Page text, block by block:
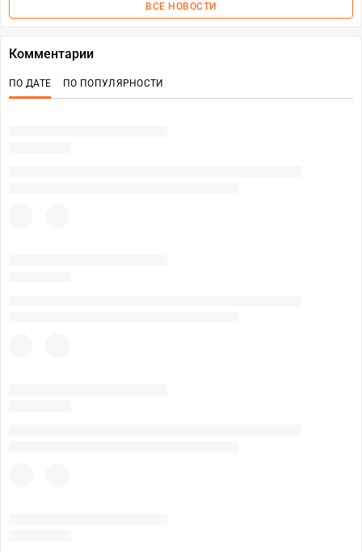
ВСЕ НОВОСТИ
Комментарии
ПО ДАТЕ ПО ПОПУЛЯРНОСТИ